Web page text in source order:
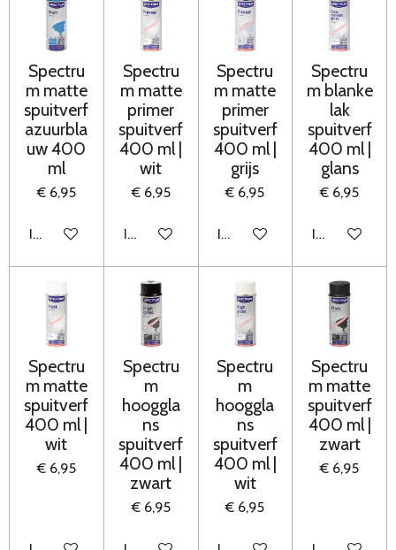
Spectru
m matte
spuitverf
azuurbla
uw 400
ml
€ 6,95
In winkelwagen
Spectru
m matte
primer
spuitverf
400 ml |
wit
€ 6,95
In winkelwagen
Spectru
m matte
primer
spuitverf
400 ml |
grijs
€ 6,95
In winkelwagen
Spectru
m blanke
lak
spuitverf
400 ml |
glans
€ 6,95
In
Spectru
m matte
spuitverf
400 ml |
wit
€ 6,95
Spectru
m
hooggla
ns
spuitverf
400 ml |
zwart
€ 6,95
Spectru
m
hooggla
ns
spuitverf
400 ml |
wit
€ 6,95
Spectru
m matte
spuitverf
400 ml |
zwart
€ 6,95